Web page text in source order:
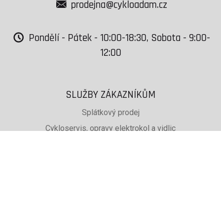
prodejna@cykloadam.cz
Pondělí - Pátek - 10:00-18:30, Sobota - 9:00-
12:00
SLUŽBY ZÁKAZNÍKŮM
Splátkový prodej
Cykloservis, opravy elektrokol a vidlic